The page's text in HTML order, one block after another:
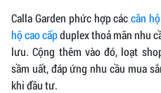
Calla Garden phức hợp cáccăn
hộ cao cấpduplex thoả mãn nhu
lưu. Cộng thêm vào đó, loạt
sầm uất, đáp ứng nhu cầu mua
khi đầu tư.